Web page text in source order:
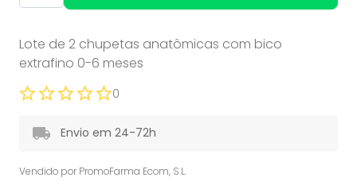
Lote de 2 chupetas anatômicas com bico
extrafino 0-6 meses
0
Envio em 24-72h
Vendido por PromoFarma Ecom, S.L.